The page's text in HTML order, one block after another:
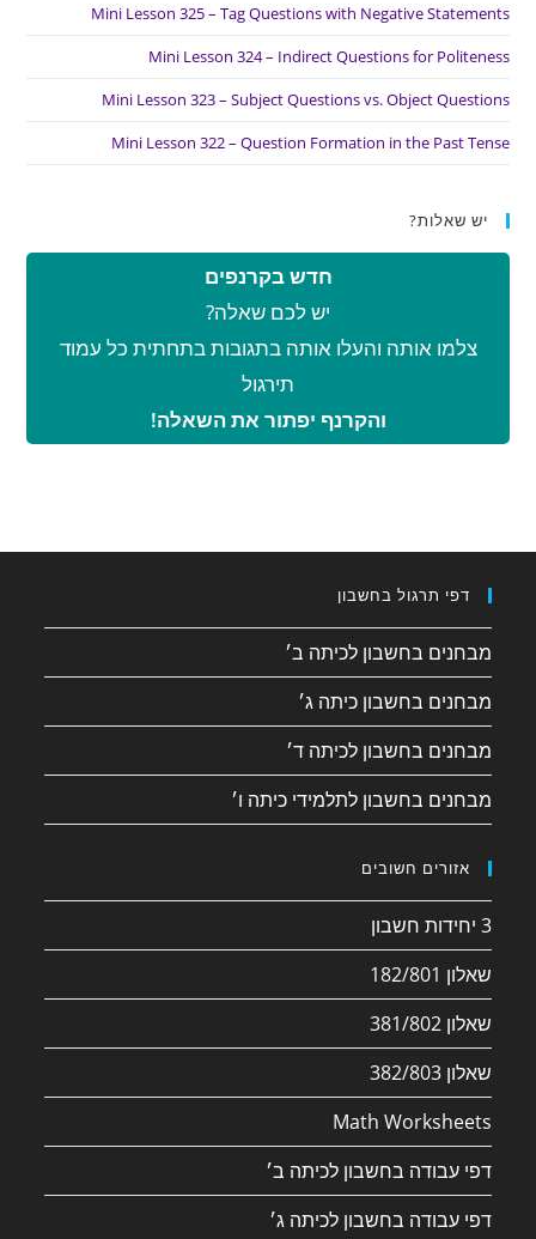
Mini Lesson 325 – Tag Questions with Negative Statements
Mini Lesson 324 – Indirect Questions for Politeness
Mini Lesson 323 – Subject Questions vs. Object Questions
Mini Lesson 322 – Question Formation in the Past Tense
יש שאלות?
חדש בקרנפים
יש לכם שאלה?
צלמו אותה והעלו אותה בתגובות בתחתית כל עמוד
תירגול
והקרנף יפתור את השאלה!
דפי תרגול בחשבון
מבחנים בחשבון לכיתה ב׳
מבחנים בחשבון כיתה ג׳
מבחנים בחשבון לכיתה ד׳
מבחנים בחשבון לתלמידי כיתה ו׳
אזורים חשובים
3 יחידות חשבון
שאלון 182/801
שאלון 381/802
שאלון 382/803
Math Worksheets
דפי עבודה בחשבון לכיתה ב׳
דפי עבודה בחשבון לכיתה ג׳